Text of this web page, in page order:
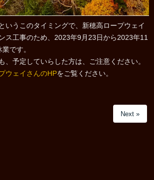
いうこのタイミングで、新穂高ロープウェイ
ス工事のため、2023年9月23日から2023年11
です。
、予定していらした方は、ご注意ください。
ウェイさんのHPをご覧ください。
Next »